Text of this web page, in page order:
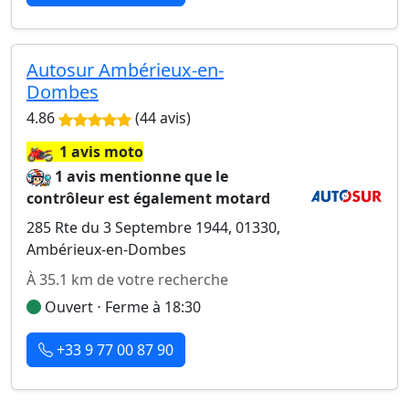
Autosur Ambérieux-en-
Dombes
4.86 (44 avis)
🏍️1 avis moto
1 avis mentionne que le
contrôleur est également motard
285 Rte du 3 Septembre 1944, 01330,
Ambérieux-en-Dombes
À 35.1 km de votre recherche
Ouvert ⋅ Ferme à 18:30
+33 9 77 00 87 90